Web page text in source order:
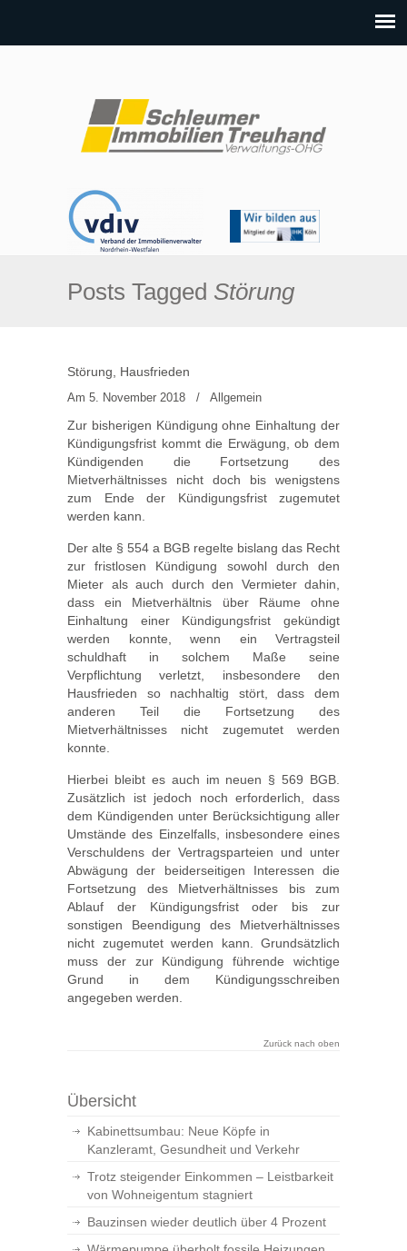
Posts Tagged Störung
Störung, Hausfrieden
Am 5. November 2018 / Allgemein
Zur bisherigen Kündigung ohne Einhaltung der
Kündigungsfrist kommt die Erwägung, ob dem
Kündigenden die Fortsetzung des
Mietverhältnisses nicht doch bis wenigstens
zum Ende der Kündigungsfrist zugemutet
werden kann.
Der alte § 554 a BGB regelte bislang das Recht
zur fristlosen Kündigung sowohl durch den
Mieter als auch durch den Vermieter dahin,
dass ein Mietverhältnis über Räume ohne
Einhaltung einer Kündigungsfrist gekündigt
werden konnte, wenn ein Vertragsteil
schuldhaft in solchem Maße seine
Verpflichtung verletzt, insbesondere den
Hausfrieden so nachhaltig stört, dass dem
anderen Teil die Fortsetzung des
Mietverhältnisses nicht zugemutet werden
konnte.
Hierbei bleibt es auch im neuen § 569 BGB.
Zusätzlich ist jedoch noch erforderlich, dass
dem Kündigenden unter Berücksichtigung aller
Umstände des Einzelfalls, insbesondere eines
Verschuldens der Vertragsparteien und unter
Abwägung der beiderseitigen Interessen die
Fortsetzung des Mietverhältnisses bis zum
Ablauf der Kündigungsfrist oder bis zur
sonstigen Beendigung des Mietverhältnisses
nicht zugemutet werden kann. Grundsätzlich
muss der zur Kündigung führende wichtige
Grund in dem Kündigungsschreiben
angegeben werden.
Zurück nach oben
Übersicht
Kabinettsumbau: Neue Köpfe in
Kanzleramt, Gesundheit und Verkehr
Trotz steigender Einkommen – Leistbarkeit
von Wohneigentum stagniert
Bauzinsen wieder deutlich über 4 Prozent